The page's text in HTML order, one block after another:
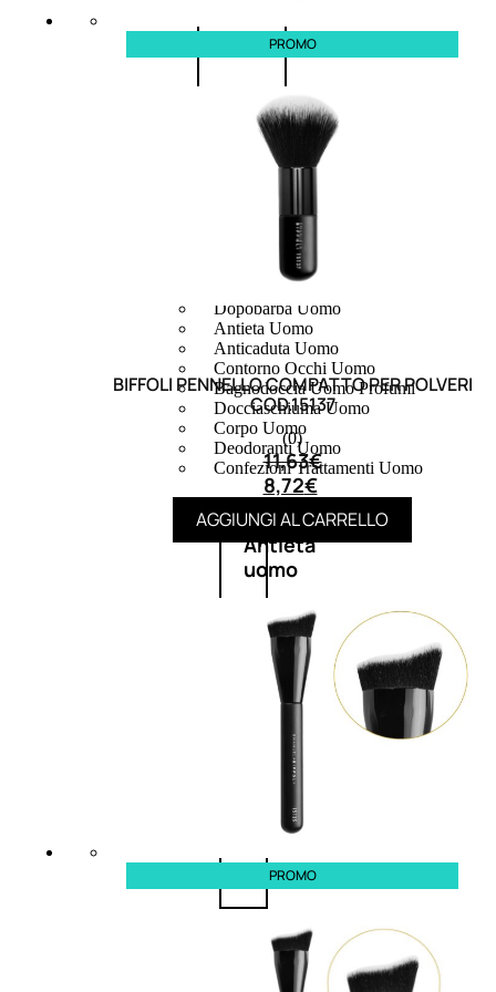
Dopobarba Uomo
Antieta Uomo
Anticaduta Uomo
Contorno Occhi Uomo
Bagnodoccia Uomo Profumi
Docciaschiuma Uomo
Corpo Uomo
Deodoranti Uomo
Confezioni Trattamenti Uomo
Antietà
uomo
Detergente
viso
uomo
Docciaschiuma
uomo
uomo
Dopobarba
PROMO
BIFFOLI PENNELLO COMPATTO PER POLVERI
COD.15137
(0)
11,63€
8,72€
AGGIUNGI AL CARRELLO
PROMO